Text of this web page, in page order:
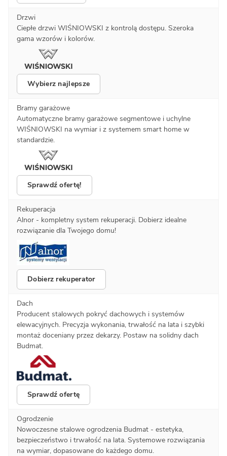
Drzwi
Ciepłe drzwi WIŚNIOWSKI z kontrolą dostępu. Szeroka
gama wzorów i kolorów.
Wybierz najlepsze
Bramy garażowe
Automatyczne bramy garażowe segmentowe i uchylne
WIŚNIOWSKI na wymiar i z systemem smart home w
standardzie.
Sprawdź ofertę!
Rekuperacja
Alnor - kompletny system rekuperacji. Dobierz idealne
rozwiązanie dla Twojego domu!
Dobierz rekuperator
Dach
Producent stalowych pokryć dachowych i systemów
elewacyjnych. Precyzja wykonania, trwałość na lata i szybki
montaż doceniany przez dekarzy. Postaw na solidny dach
Budmat.
Sprawdź ofertę
Ogrodzenie
Nowoczesne stalowe ogrodzenia Budmat - estetyka,
bezpieczeństwo i trwałość na lata. Systemowe rozwiązania
na wymiar, dopasowane do każdego domu.